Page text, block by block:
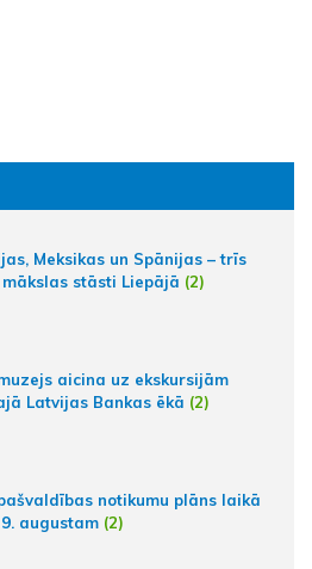
Meksikas un Spānijas – trīs
stāsti Liepājā (2)
aicina uz ekskursijām
Latvijas Bankas ēkā (2)
notikumu plāns laikā
augustam (2)